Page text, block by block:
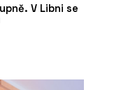
V Libni se